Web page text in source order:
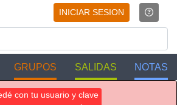
INICIAR SESION
GRUPOS SALIDAS NOTAS
con tu usuario y clave